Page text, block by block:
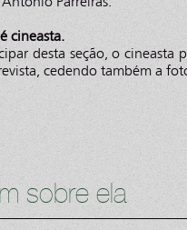
cineasta.
desta seção, o cineasta
cedendo também a
sobre ela